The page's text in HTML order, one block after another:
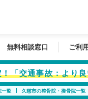
無料相談窓口 ご利
「交通事故：より
一覧 久慈市の整骨院・接骨院一覧